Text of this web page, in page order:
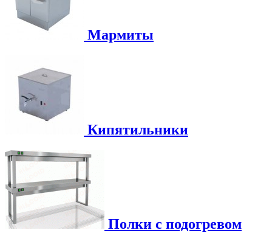
Мармиты
Кипятильники
Полки с подогревом